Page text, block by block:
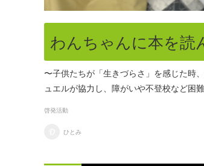
わんちゃんに本を読
〜子供たちが「生きづらさ」を感じた時
ュエルが協力し、障がいや不登校など困
啓発活動
ひとみ